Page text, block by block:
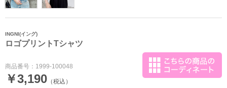
INGNI(イング)
ロゴプリントTシャツ
商品番号： 1999-100048
￥3,190 （税込）